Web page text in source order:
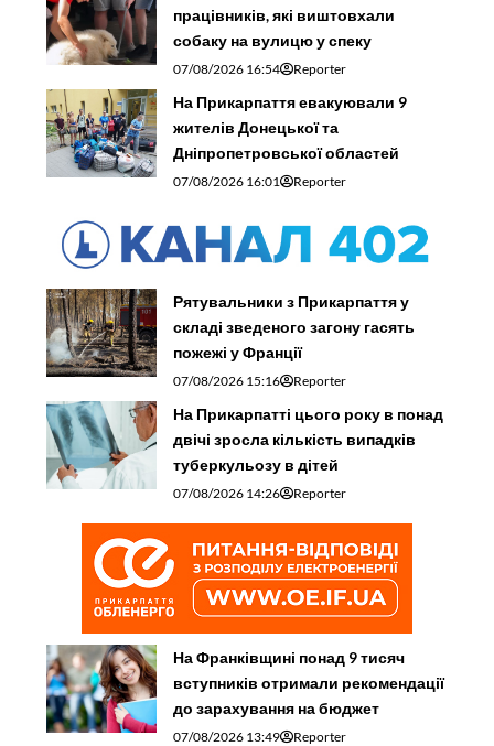
працівників, які виштовхали
собаку на вулицю у спеку
07/08/2026 16:54 Reporter
На Прикарпаття евакуювали 9
жителів Донецької та
Дніпропетровської областей
07/08/2026 16:01 Reporter
Рятувальники з Прикарпаття у
складі зведеного загону гасять
пожежі у Франції
07/08/2026 15:16 Reporter
На Прикарпатті цього року в понад
двічі зросла кількість випадків
туберкульозу в дітей
07/08/2026 14:26 Reporter
На Франківщині понад 9 тисяч
вступників отримали рекомендації
до зарахування на бюджет
07/08/2026 13:49 Reporter